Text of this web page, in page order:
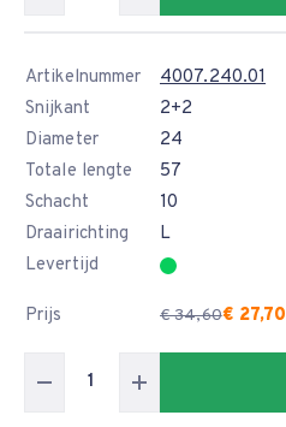
Artikelnummer
4007.240.01
Snijkant
2+2
Diameter
24
Totale lengte
57
Schacht
10
Draairichting
L
Levertijd
Prijs € 34,60€ 27,70